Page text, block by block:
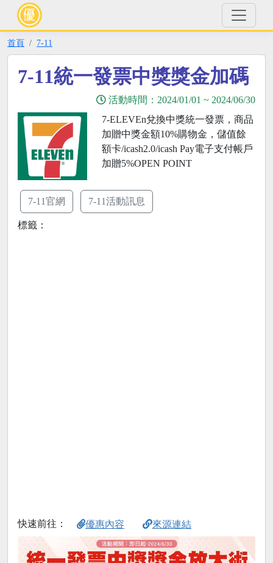
首頁 7-11
7-11統一發票中獎獎金加碼
活動時間： 2024/01/01 ~ 2024/06/30
7-ELEVEn兌換中獎統一發票，商品
加贈中獎金額10%購物金，儲值餘
額卡/icash2.0/icash Pay電子支付帳戶
加贈5%OPEN POINT
7-11官網 7-11活動訊息
標籤：
快速前往： 優惠內容 來源連結